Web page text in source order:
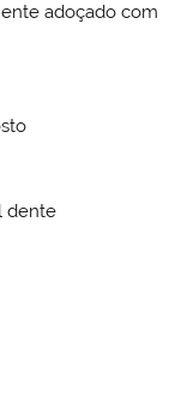
adoçado com
dente